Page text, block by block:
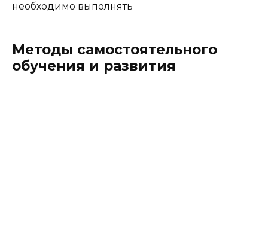
необходимо выполнять
Методы самостоятельного
обучения и развития